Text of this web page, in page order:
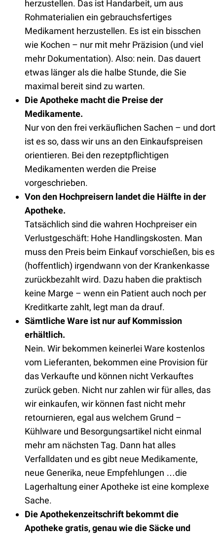
herzustellen. Das ist Handarbeit, um aus
Rohmaterialien ein gebrauchsfertiges
Medikament herzustellen. Es ist ein bisschen
wie Kochen – nur mit mehr Präzision (und viel
mehr Dokumentation). Also: nein. Das dauert
etwas länger als die halbe Stunde, die Sie
maximal bereit sind zu warten.
Die Apotheke macht die Preise der
Medikamente.
Nur von den frei verkäuflichen Sachen – und dort
ist es so, dass wir uns an den Einkaufspreisen
orientieren. Bei den rezeptpflichtigen
Medikamenten werden die Preise
vorgeschrieben.
Von den Hochpreisern landet die Hälfte in der
Apotheke.
Tatsächlich sind die wahren Hochpreiser ein
Verlustgeschäft: Hohe Handlingskosten. Man
muss den Preis beim Einkauf vorschießen, bis es
(hoffentlich) irgendwann von der Krankenkasse
zurückbezahlt wird. Dazu haben die praktisch
keine Marge – wenn ein Patient auch noch per
Kreditkarte zahlt, legt man da drauf.
Sämtliche Ware ist nur auf Kommission
erhältlich.
Nein. Wir bekommen keinerlei Ware kostenlos
vom Lieferanten, bekommen eine Provision für
das Verkaufte und können nicht Verkauftes
zurück geben. Nicht nur zahlen wir für alles, das
wir einkaufen, wir können fast nicht mehr
retournieren, egal aus welchem Grund –
Kühlware und Besorgungsartikel nicht einmal
mehr am nächsten Tag. Dann hat alles
Verfalldaten und es gibt neue Medikamente,
neue Generika, neue Empfehlungen …die
Lagerhaltung einer Apotheke ist eine komplexe
Sache.
Die Apothekenzeitschrift bekommt die
Apotheke gratis, genau wie die Säcke und